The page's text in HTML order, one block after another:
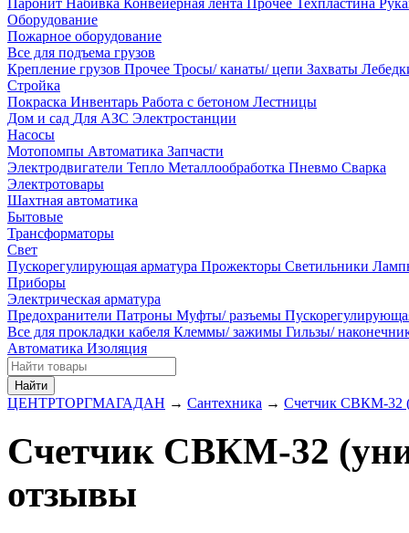
Паронит Набивка Конвейерная лента Прочее Техпластина
Оборудование
Пожарное оборудование
Все для подъема грузов
Крепление грузов Прочее Тросы/ канаты/ цепи Захваты
Стройка
Покраска Инвентарь Работа с бетоном Лестницы
Дом и сад Для АЗС Электростанции
Насосы
Мотопомпы Автоматика Запчасти
Электродвигатели Тепло Металлообработка Пневмо Сварка
Электротовары
Шахтная автоматика
Бытовые
Трансформаторы
Свет
Пускорегулирующая арматура Прожекторы Светильники
Приборы
Электрическая арматура
Предохранители Патроны Муфты/ разъемы
Все для прокладки кабеля Клеммы/ зажимы Гильзы/
Автоматика Изоляция
Найти
ЦЕНТРТОРГМАГАДАН → Сантехника → Счетчик СВКМ-32
Счетчик СВКМ-32
отзывы